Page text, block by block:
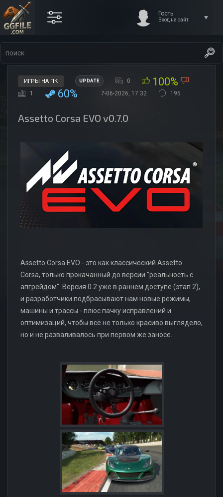
Гость
Вход на сайт
ИГРЫ НА ПК UPDATE 0 100%
1 60% 7-06-2026, 17:32 195
Assetto Corsa EVO v0.7.0
Assetto Corsa EVO - это как классический Assetto
Corsa, только прокачанный до версии "реальность с
апгрейдом". Версия 0.2 уже в раннем доступе (этап 2),
и разработчики подбрасывают нам новые режимы,
машины и трассы - плюс пачку исправлений и
оптимизаций, чтобы всё не только красиво выглядело,
но и не разваливалось при первом же заносе.